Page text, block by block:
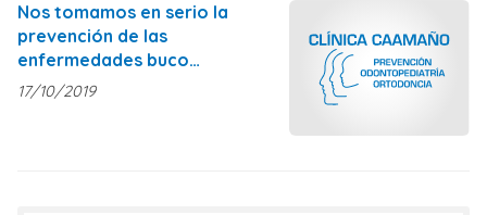
Nos tomamos en serio la
prevención de las
enfermedades buco
dentales? Entrevista
17/10/2019